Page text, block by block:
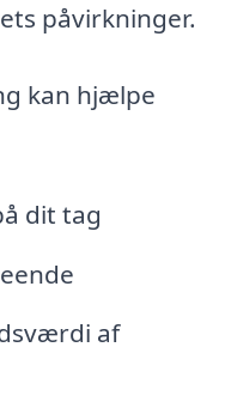
påvirkninger.
kan hjælpe
dit tag
af